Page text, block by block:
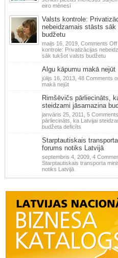
eiro mēnesī
Valsts kontrole:
nebeidzamais stāsts
budžetu
maijs 16, 2019, Comments Off
kontrole: Privatizācijas
sāk tukšot valsts budžetu
Algu kāpumu makā nejūt
jūlijs 16, 2013, 48 Comments
makā nejūt
Rimšēvičs pārliecināts,
steidzami jāsamazina
janvāris 25, 2011, 5 Comments
pārliecināts, ka Latvijai
budžeta deficīts
Starptautiskais
forums notiks Latvijā
septembris 4, 2009, 4
Starptautiskais transporta
notiks Latvijā